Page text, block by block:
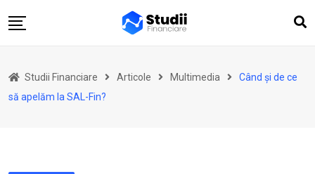
to
Actualitate
Studii Financiare Articole Multimedia
Când și de ce
să apelăm la SAL-Fin?